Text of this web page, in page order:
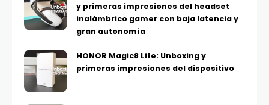
y primeras impresiones del headset
inalámbrico gamer con baja latencia y
gran autonomía
HONOR Magic8 Lite: Unboxing y
primeras impresiones del dispositivo